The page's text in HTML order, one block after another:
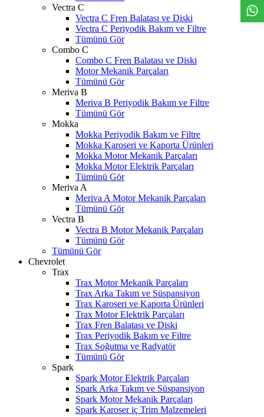
Vectra C
Vectra C Fren Balatası ve Diski
Vectra C Periyodik Bakım ve Filtre
Tümünü Gör
Combo C
Combo C Fren Balatası ve Diski
Motor Mekanik Parçaları
Tümünü Gör
Meriva B
Meriva B Periyodik Bakım ve Filtre
Tümünü Gör
Mokka
Mokka Periyodik Bakım ve Filtre
Mokka Karoseri ve Kaporta Ürünleri
Mokka Motor Mekanik Parçaları
Mokka Motor Elektrik Parçaları
Tümünü Gör
Meriva A
Meriva A Motor Mekanik Parçaları
Tümünü Gör
Vectra B
Vectra B Motor Mekanik Parçaları
Tümünü Gör
Tümünü Gör
Chevrolet
Trax
Trax Motor Mekanik Parçaları
Trax Arka Takım ve Süspansiyon
Trax Karoseri ve Kaporta Ürünleri
Trax Motor Elektrik Parçaları
Trax Fren Balatası ve Diski
Trax Periyodik Bakım ve Filtre
Trax Soğutma ve Radyatör
Tümünü Gör
Spark
Spark Motor Elektrik Parçaları
Spark Arka Takım ve Süspansiyon
Spark Motor Mekanik Parçaları
Spark Karoser iç Trim Malzemeleri